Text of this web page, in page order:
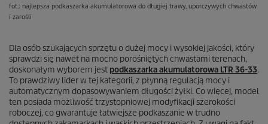
fot.: najlepsza podkaszarka akumulatorowa do długiej trawy, uporczywych chwastów
i zarośli
Dla osób szukających sprzętu o dużej mocy i wysokiej jakości, który
sprawdzi się nawet na mocno porośniętych chwastami terenach,
doskonałym wyborem jest podkaszarka akumulatorowa LTR 36-33.
To prawdziwy lider w tej kategorii, z płynną regulacją mocy i
automatycznym dopasowywaniem długości żyłki. Co więcej, model
ten posiada możliwość trzystopniowej modyfikacji szerokości
roboczej, co gwarantuje łatwiejsze podkaszanie w trudno